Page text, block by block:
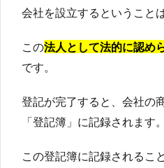
会社を設立するということ
この法人として法的に認め
です。
登記が完了すると、会社の
「登記簿」に記録されます。
この登記簿に記録されるこ